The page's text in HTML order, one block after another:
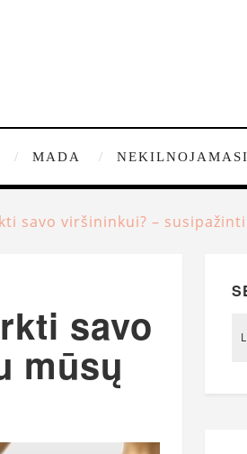
MADA
savo viršininkui? –
savo
mūsų